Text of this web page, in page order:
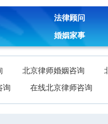
法律顾问
婚姻家事
北京律师婚姻咨询
询 在线北京律师咨询